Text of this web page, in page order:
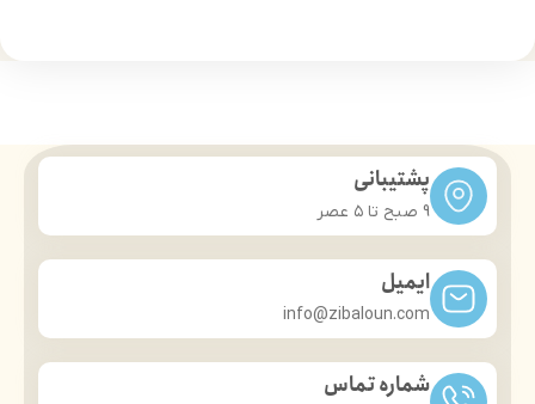
افزایش لطافت و سهولت در
پشتیبانی
9 صبح تا ۵ عصر
ایمیل
info@zibaloun.com
شماره تماس